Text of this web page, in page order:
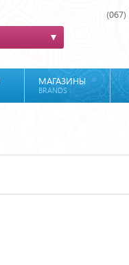
(067)
МАГАЗИНЫ
BRANDS